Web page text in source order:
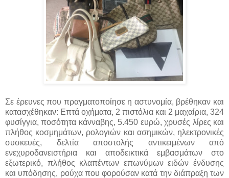
Σε έρευνες που πραγματοποίησε η αστυνομία, βρέθηκαν και
κατασχέθηκαν: Επτά οχήματα, 2 πιστόλια και 2 μαχαίρια, 324
φυσίγγια, ποσότητα κάνναβης, 5.450 ευρώ, χρυσές λίρες και
πλήθος κοσμημάτων, ρολογιών και ασημικών, ηλεκτρονικές
συσκευές, δελτία αποστολής αντικειμένων από
ενεχυροδανειστήρια και αποδεικτικά εμβασμάτων στο
εξωτερικό, πλήθος κλαπέντων επωνύμων ειδών ένδυσης
και υπόδησης, ρούχα που φορούσαν κατά την διάπραξη των